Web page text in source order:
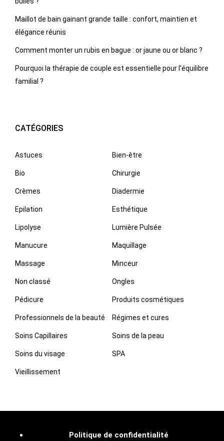
Maillot de bain gainant grande taille : confort, maintien et
élégance réunis
Comment monter un rubis en bague : or jaune ou or blanc ?
Pourquoi la thérapie de couple est essentielle pour l’équilibre
familial ?
CATÉGORIES
Astuces Bien-être
Bio Chirurgie
Crèmes Diadermie
Epilation Esthétique
Lipolyse Lumière Pulsée
Manucure Maquillage
Massage Minceur
Non classé Ongles
Pédicure Produits cosmétiques
Professionnels de la beauté Régimes et cures
Soins Capillaires Soins de la peau
Soins du visage SPA
Vieillissement
Politique de confidentialité